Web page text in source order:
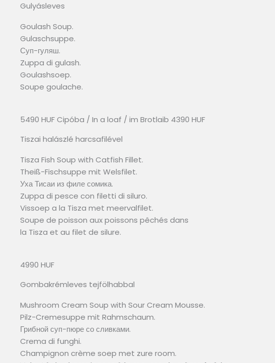
Gulyásleves
Goulash Soup.
Gulaschsuppe.
Суп-гуляш.
Zuppa di gulash.
Goulashsoep.
Soupe goulache.
5490 HUF Cipóba / In a loaf / im Brotlaib 4390 HUF
Tiszai halászlé harcsafilével
Tisza Fish Soup with Catfish Fillet.
Theiß-Fischsuppe mit Welsfilet.
Уха Тисаи из филе сомика.
Zuppa di pesce con filetti di siluro.
Vissoep a la Tisza met meervalfilet.
Soupe de poisson aux poissons pêchés dans
la Tisza et au filet de silure.
4990 HUF
Gombakrémleves tejfölhabbal
Mushroom Cream Soup with Sour Cream Mousse.
Pilz-Cremesuppe mit Rahmschaum.
Грибной суп-пюре со сливками.
Crema di funghi.
Champignon crème soep met zure room.